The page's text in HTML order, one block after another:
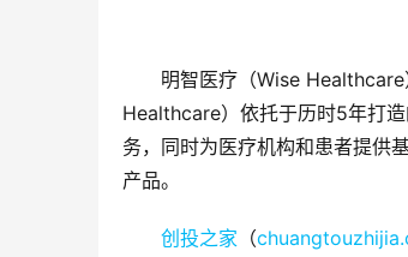
明智医疗（Wise
Healthcare）依托于历时5年打
务，同时为医疗机构和患者提供
产品。
创投之家 （